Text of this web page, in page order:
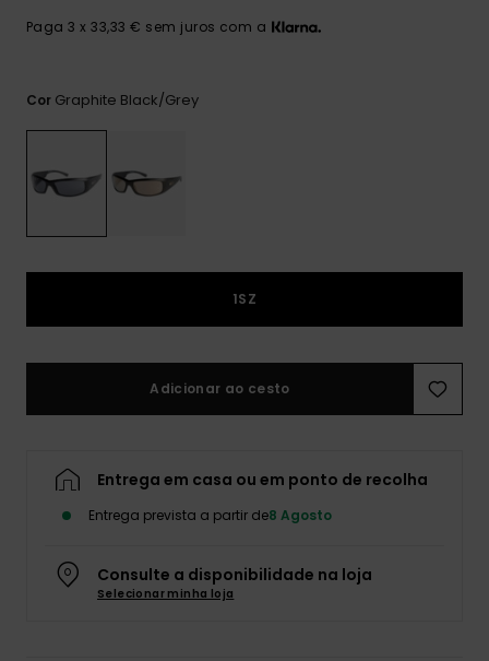
formulário de
Paga 3 x 33,33 € sem juros com a
Cor Graphite Black/grey
1SZ
Adicionar ao cesto
Entrega em casa ou em ponto de recolha
Entrega prevista a partir de8 Agosto
Consulte a disponibilidade na loja
Selecionar minha loja